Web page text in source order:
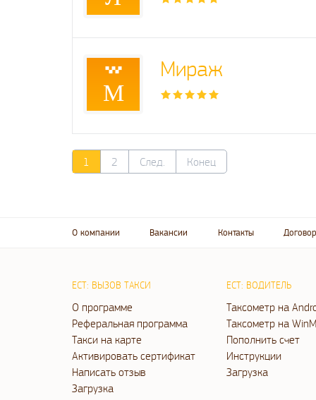
М
Мираж
1 2 След. Конец
О компании Вакансии Контакты
ЕСТ: ВЫЗОВ ТАКСИ
О программе
Реферальная программа
Такси на карте
Активировать сертификат
Написать отзыв
Загрузка
ЕСТ: ВОДИТЕЛЬ
Таксометр на
Таксометр на
Пополнить счет
Инструкции
Загрузка